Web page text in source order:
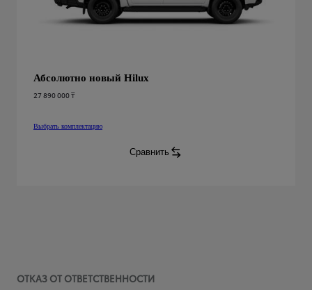
Абсолютно новый Hilux
27 890 000 ₸
Абсолютно новый Hilux
Выбрать комплектацию
Сравнить
ОТКАЗ ОТ ОТВЕТСТВЕННОСТИ